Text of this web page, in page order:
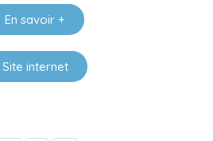
En savoir +
Site internet